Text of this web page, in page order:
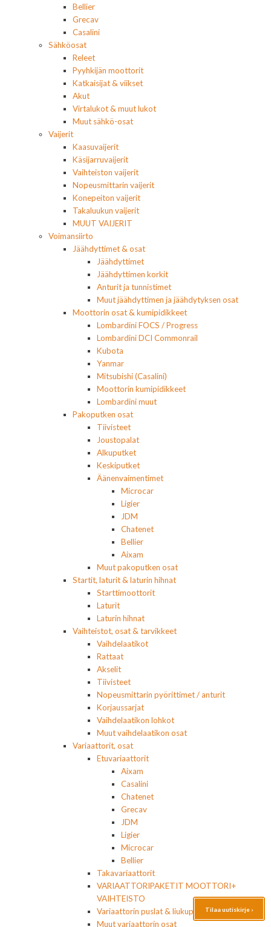
Bellier
Grecav
Casalini
Sähköosat
Releet
Pyyhkijän moottorit
Katkaisijat & viikset
Akut
Virtalukot & muut lukot
Muut sähkö-osat
Vaijerit
Kaasuvaijerit
Käsijarruvaijerit
Vaihteiston vaijerit
Nopeusmittarin vaijerit
Konepeiton vaijerit
Takaluukun vaijerit
MUUT VAIJERIT
Voimansiirto
Jäähdyttimet & osat
Jäähdyttimet
Jäähdyttimen korkit
Anturit ja tunnistimet
Muut jäähdyttimen ja jäähdytyksen osat
Moottorin osat & kumipidikkeet
Lombardini FOCS / Progress
Lombardini DCI Commonrail
Kubota
Yanmar
Mitsubishi (Casalini)
Moottorin kumipidikkeet
Lombardini muut
Pakoputken osat
Tiivisteet
Joustopalat
Alkuputket
Keskiputket
Äänenvaimentimet
Microcar
Ligier
JDM
Chatenet
Bellier
Aixam
Muut pakoputken osat
Startit, laturit & laturin hihnat
Starttimoottorit
Laturit
Laturin hihnat
Vaihteistot, osat & tarvikkeet
Vaihdelaatikot
Rattaat
Akselit
Tiivisteet
Nopeusmittarin pyörittimet / anturit
Korjaussarjat
Vaihdelaatikon lohkot
Muut vaihdelaatikon osat
Variaattorit, osat
Etuvariaattorit
Aixam
Casalini
Chatenet
Grecav
JDM
Ligier
Microcar
Bellier
Takavariaattorit
VARIAATTORIPAKETIT MOOTTORI+
VAIHTEISTO
Variaattorin puslat & liukupalat
Muut variaattorin osat
Tilaa uutiskirje ›